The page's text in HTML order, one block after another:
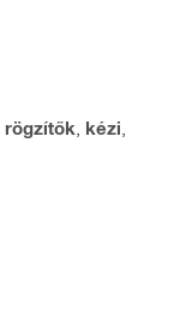
rögzítők kézi